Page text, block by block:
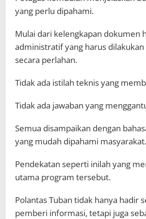
yang perlu dipahami.
Mulai dari kelengkapan dokumen
administratif yang harus
secara perlahan.
Tidak ada istilah teknis yang
Tidak ada jawaban yang
Semua disampaikan dengan
yang mudah dipahami masyarakat.
Pendekatan seperti inilah yang
utama program tersebut.
Polantas Tuban tidak hanya hadir
pemberi informasi, tetapi juga